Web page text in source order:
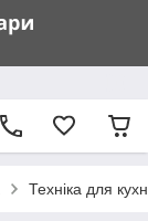
Техніка для